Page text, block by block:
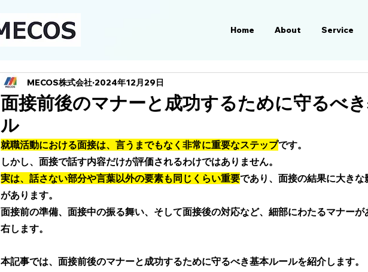
Home About Service
面接前後のマナーと成功するために守るべ
ル
MECOS株式会社 2024年12月29日
就職活動における面接は、言うまでもなく非常に重要なステップです。
しかし、面接で話す内容だけが評価されるわけではありません。
実は、話さない部分や言葉以外の要素も同じくらい重要であり、面接の結果に大きな
があります。
面接前の準備、面接中の振る舞い、そして面接後の対応など、細部にわたるマナー
右します。
本記事では、面接前後のマナーと成功するために守るべき基本ルールを紹介します。